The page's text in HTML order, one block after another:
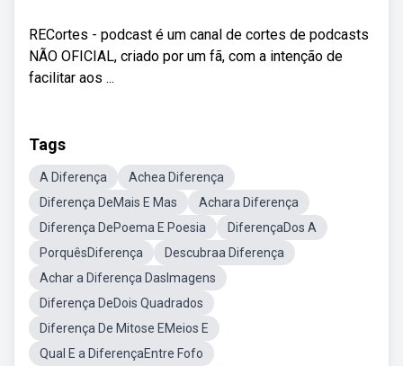
RECortes - podcast é um canal de cortes de podcasts
NÃO OFICIAL, criado por um fã, com a intenção de
facilitar aos ...
Tags
A Diferença
Achea Diferença
Diferença DeMais E Mas
Achara Diferença
Diferença DePoema E Poesia
DiferençaDos A
PorquêsDiferença
Descubraa Diferença
Achar a Diferença DasImagens
Diferença DeDois Quadrados
Diferença De Mitose EMeios E
Qual E a DiferençaEntre Fofo